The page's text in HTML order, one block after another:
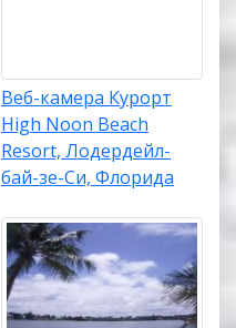
Веб-камера Курорт
High Noon Beach
Resort, Лодердейл-
бай-зе-Си, Флорида